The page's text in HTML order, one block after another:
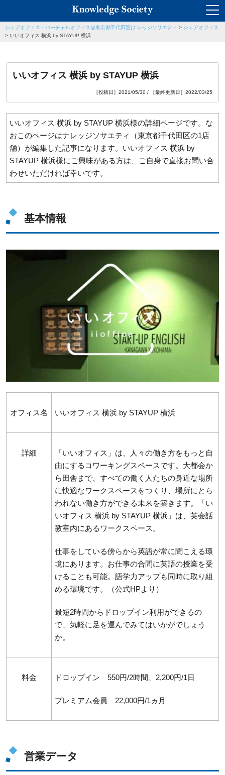
シェアオフィス・バーチャルオフィス@東京都千代田区|ナレッジソサエティ > シェアオフィス
> いいオフィス 横浜 by STAYUP 横浜
いいオフィス 横浜 by STAYUP 横浜
［投稿日］2021/05/30 / ［最終更新日］2022/03/25
いいオフィス 横浜 by STAYUP 横浜様の詳細ページです。な
おこのページはナレッジソサエティ（東京都千代田区の1店
舗）が編集した記事になります。いいオフィス 横浜 by
STAYUP 横浜様にご興味がある方は、ご自身で直接お問い合
わせいただければ幸いです。
基本情報
オフィス名 いいオフィス 横浜 by STAYUP 横浜
詳細
「いいオフィス」は、人々の働き方をもっと自
由にするコワーキングスペースです。大都会か
ら田舎まで、すべての働く人たちの身近な場所
に快適なワークスペースをつくり、場所にとら
われない働き方ができる未来を築きます。「い
いオフィス 横浜 by STAYUP 横浜」は、英会話
教室内にあるワークスペース。
仕事をしている傍らから英語が常に聞こえる環
境にあります。お仕事の合間に英語の授業を受
けることも可能。語学力アップも同時に取り組
める環境です。（公式HPより）
最短2時間からドロップイン利用ができるの
で、気軽に足を運んでみてはいかがでしょう
か。
料金 ドロップイン 550円/2時間、2,200円/1日
プレミアム会員 22,000円/1ヵ月
営業データ